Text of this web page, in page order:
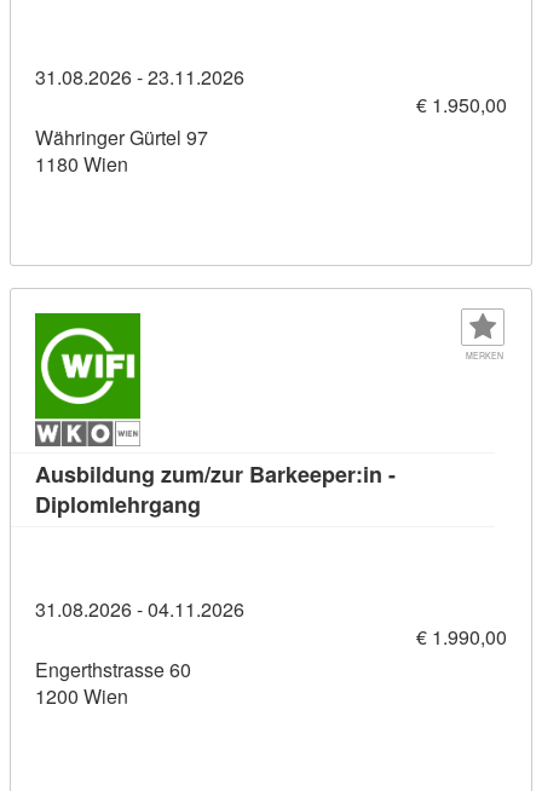
31.08.2026 - 23.11.2026
€ 1.950,00
Währinger Gürtel 97
1180 Wien
MERKEN
Ausbildung zum/zur Barkeeper:in -
Diplomlehrgang
31.08.2026 - 04.11.2026
€ 1.990,00
Engerthstrasse 60
1200 Wien